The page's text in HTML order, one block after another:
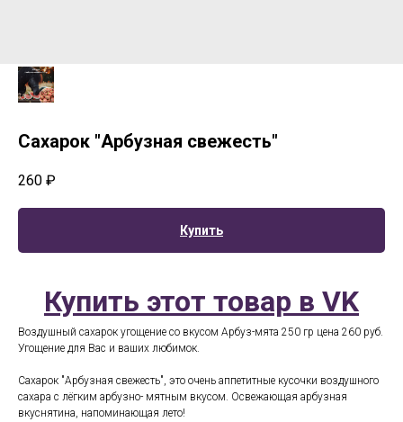
Сахарок "Арбузная свежесть"
260 ₽
Купить
Купить этот товар в VK
Воздушный сахарок угощение со вкусом Арбуз-мята 250 гр цена 260 руб.
Угощение для Вас и ваших любимок.
Сахарок "Арбузная свежесть", это очень аппетитные кусочки воздушного
сахара с лёгким арбузно- мятным вкусом. Освежающая арбузная
вкуснятина, напоминающая лето!